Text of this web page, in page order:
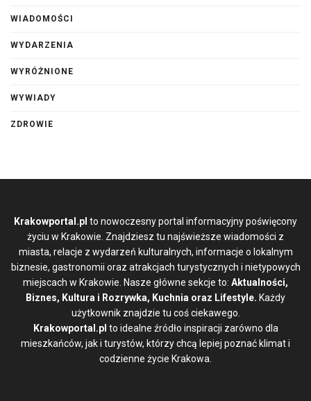
WIADOMOŚCI
WYDARZENIA
WYRÓŻNIONE
WYWIADY
ZDROWIE
Krakowportal.pl to nowoczesny portal informacyjny poświęcony
życiu w Krakowie. Znajdziesz tu najświeższe wiadomości z
miasta, relacje z wydarzeń kulturalnych, informacje o lokalnym
biznesie, gastronomii oraz atrakcjach turystycznych i nietypowych
miejscach w Krakowie. Nasze główne sekcje to: Aktualności,
Biznes, Kultura i Rozrywka, Kuchnia oraz Lifestyle. Każdy
użytkownik znajdzie tu coś ciekawego.
Krakowportal.pl to idealne źródło inspiracji zarówno dla
mieszkańców, jak i turystów, którzy chcą lepiej poznać klimat i
codzienne życie Krakowa.